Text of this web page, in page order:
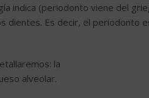
indica (periodonto viene del
dientes. Es decir, el periodonto
la
alveolar.